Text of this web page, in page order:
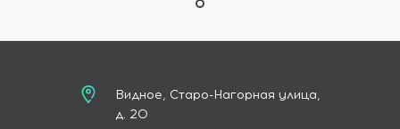
Видное, Старо-Нагорная улица,
д. 20